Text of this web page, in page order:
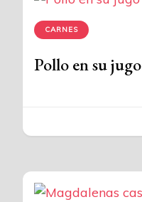
CARNES
Pollo en su jugo